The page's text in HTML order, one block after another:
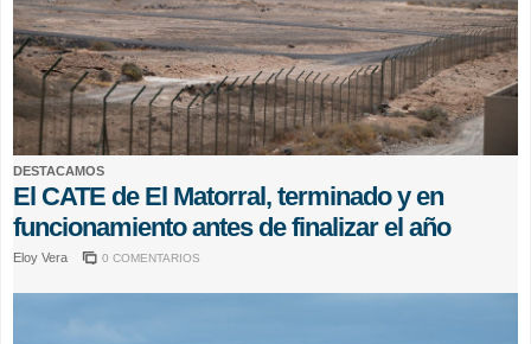
DESTACAMOS
El CATE de El Matorral, terminado y en
funcionamiento antes de finalizar el año
Eloy Vera 0 COMENTARIOS